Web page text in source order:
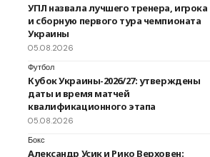
УПЛ назвала лучшего тренера, игрока
и сборную первого тура чемпионата
Украины
05.08.2026
Футбол
Кубок Украины-2026/27: утверждены
даты и время матчей
квалификационного этапа
05.08.2026
Бокс
Александр Усик и Рико Верховен: